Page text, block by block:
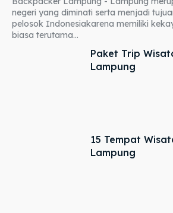
negeri yang diminati serta menjadi
pelosok Indonesiakarena memiliki
biasa terutama...
Paket Trip
Lampung
15 Tempat
Lampung